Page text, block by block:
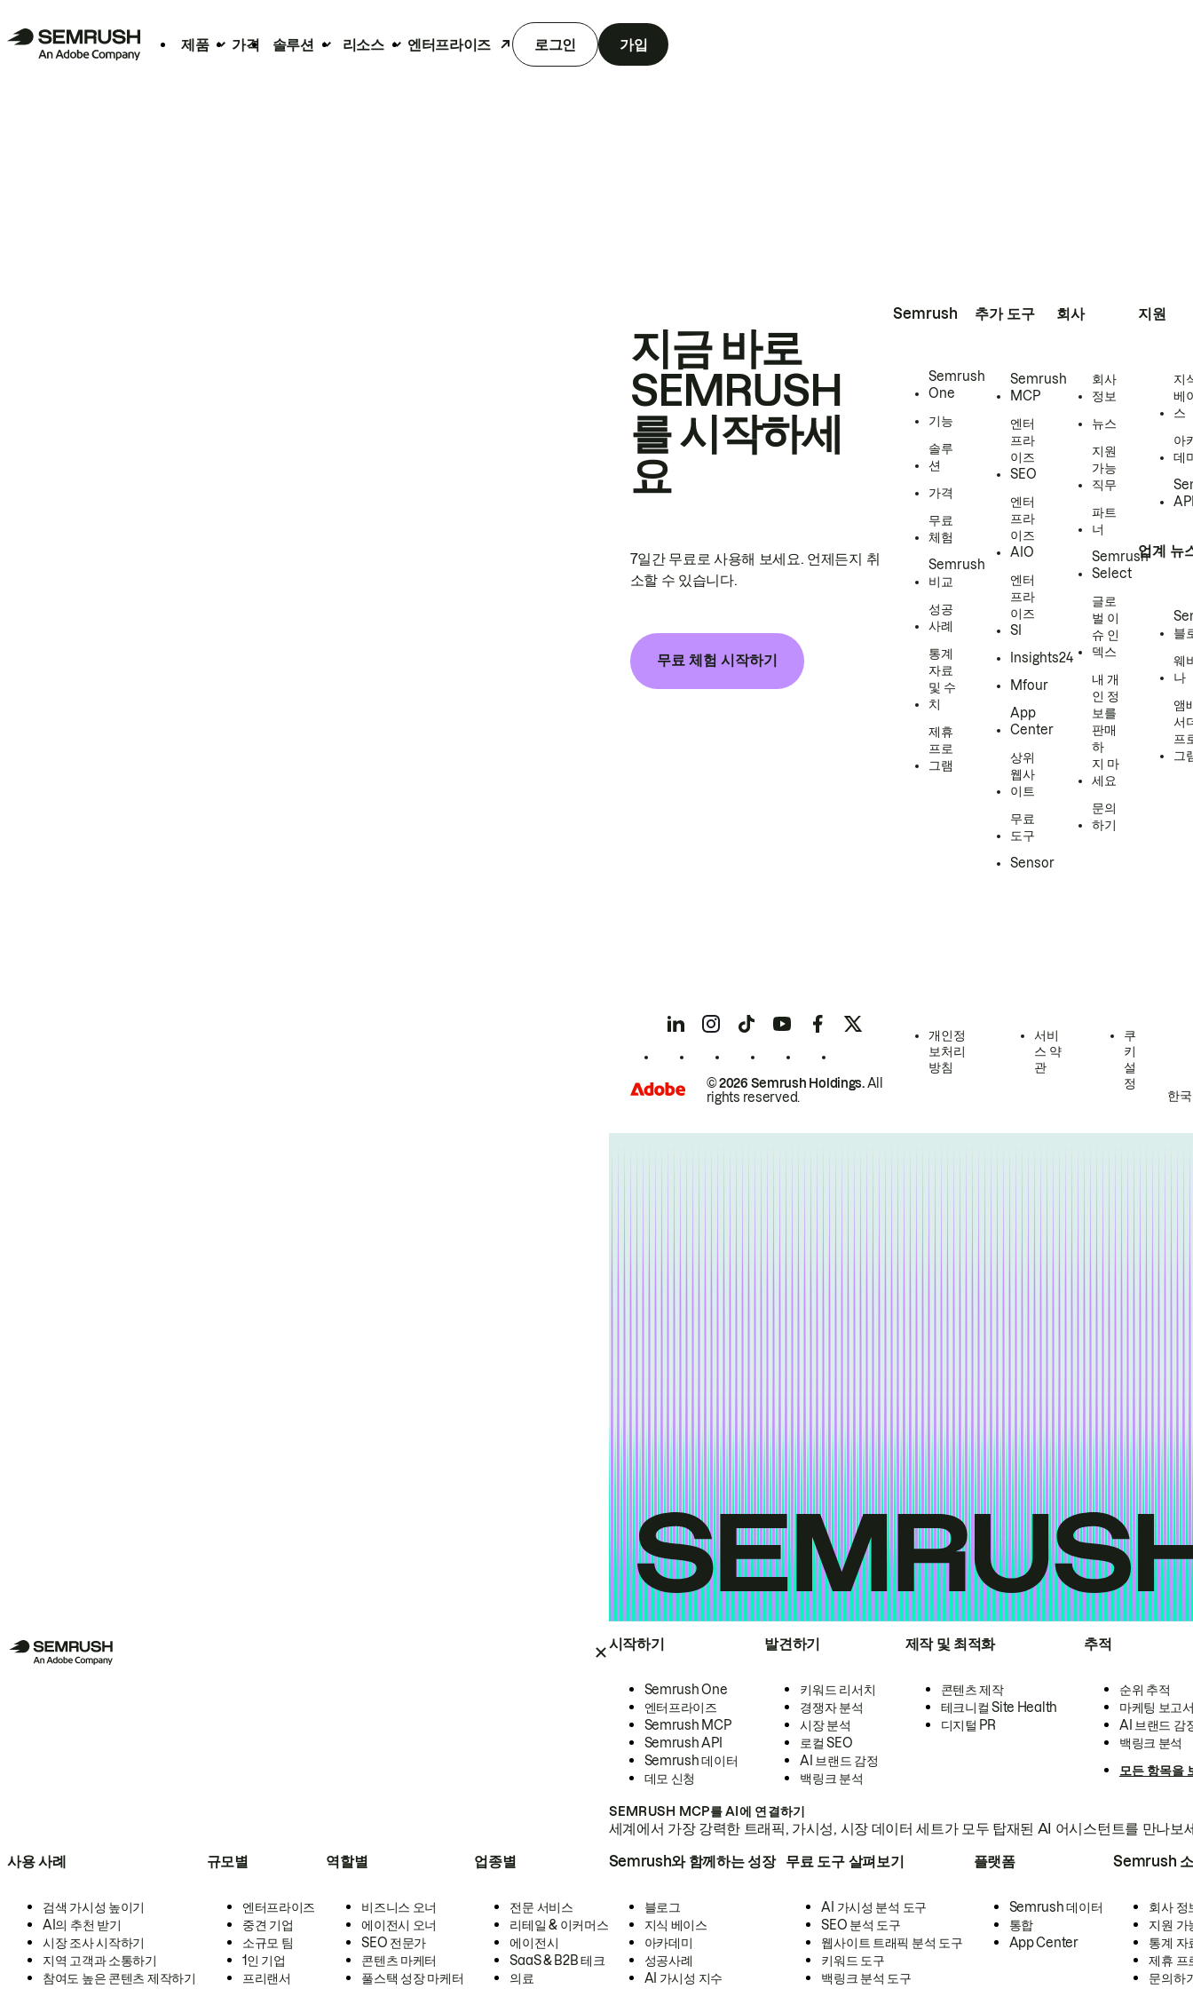
제품 가격 솔루션 리소스 엔터프라이즈 로그인 가입
시작하기
Semrush One
엔터프라이즈
Semrush MCP
Semrush API
Semrush 데이터
데모 신청
발견하기
키워드 리서치
경쟁자 분석
시장 분석
로컬 SEO
AI 브랜드 감정
백링크 분석
제작 및 최적화
콘텐츠 제작
테크니컬 Site Health
디지털 PR
추적
순위 추적
마케팅 보고
AI 브랜드 감
백링크 분석
모든 항목을
SEMRUSH MCP를 AI에 연결하기
세계에서 가장 강력한 트래픽, 가시성, 시장 데이터 세트가 모두 탑재된 AI 어시스턴트를 만나보
사용 사례
검색 가시성 높이기
AI의 추천 받기
시장 조사 시작하기
지역 고객과 소통하기
참여도 높은 콘텐츠 제작하기
규모별
엔터프라이즈
중견 기업
소규모 팀
1인 기업
프리랜서
역할별
비즈니스 오너
에이전시 오너
SEO 전문가
콘텐츠 마케터
풀스택 성장 마케터
업종별
전문 서비스
리테일 & 이커머스
에이전시
SaaS & B2B 테크
의료
Semrush와 함께하는 성장
블로그
지식 베이스
아카데미
성공사례
AI 가시성 지수
무료 도구 살펴보기
AI 가시성 분석 도구
SEO 분석 도구
웹사이트 트래픽 분석 도구
키워드 도구
백링크 분석 도구
플랫폼
Semrush 데이터
통합
App Center
Semrush
회사 정
지원 가
통계 자
제휴 프
문의하
지금 바로
SEMRUSH
를 시작하세
요
7일간 무료로 사용해 보세요. 언제든지 취
소할 수 있습니다.
무료 체험 시작하기
Semrush
Semrush
One
기능
솔루
션
가격
무료
체험
Semrush
비교
성공
사례
통계
자료
및 수
치
제휴
프로
그램
추가 도구
Semrush
MCP
엔터
프라
이즈
SEO
엔터
프라
이즈
AIO
엔터
프라
이즈
SI
Insights24
Mfour
App
Center
상위
웹사
이트
무료
도구
Sensor
회사
회사
정보
뉴스
지원
가능
직무
파트
너
Semrush
Select
글로
벌 이
슈 인
덱스
내 개
인 정
보를
판매
하
지 마
세요
문의
하기
지원
지
베
스
아
데
업계 뉴
블
웨
나
앰
서
프
그
© 2026 Semrush Holdings.All
rights reserved.
개인정
보처리
방침
서비
스 약
관
쿠
키
설
정
한